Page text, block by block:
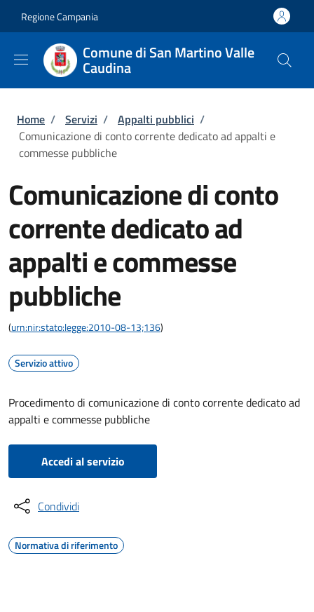
Regione Campania
Comune di San Martino Valle
Caudina
Briciole di pane
Home / Servizi / Appalti pubblici /
Comunicazione di conto corrente dedicato ad appalti e
commesse pubbliche
Comunicazione di conto
corrente dedicato ad
appalti e commesse
pubbliche
(urn:nir:stato:legge:2010-08-13;136)
Servizio attivo
Procedimento di comunicazione di conto corrente dedicato ad
appalti e commesse pubbliche
Accedi al servizio
Condividi
Normativa di riferimento